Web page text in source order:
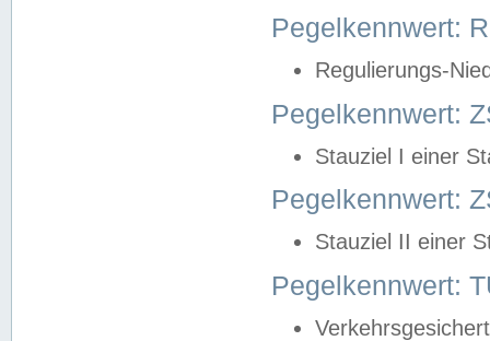
Pegelkennwert:
Regulierungs-
Pegelkennwert:
Stauziel I einer
Pegelkennwert:
Stauziel II einer
Pegelkennwert: